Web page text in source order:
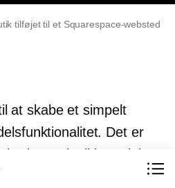
tilføjet til et Squarespace-websted
at skabe et simpelt
Det er
bedste valg til komplekse
dets begrænsede